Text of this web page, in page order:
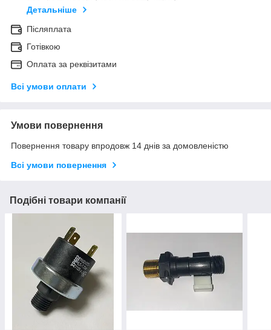
Детальніше
Післяплата
Готівкою
Оплата за реквізитами
Всі умови оплати
Умови повернення
Повернення товару впродовж 14 днів за домовленістю
Всі умови повернення
Подібні товари компанії